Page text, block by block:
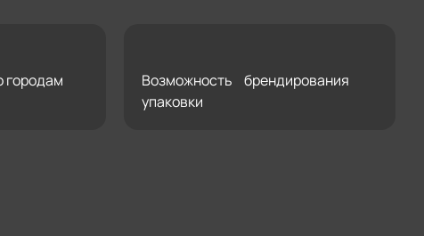
городам
Возможность брендирования
упаковки